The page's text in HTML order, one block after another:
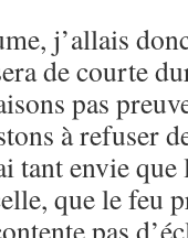
j’allais
de courte
pas
à refuser
tant envie
que le feu
pas